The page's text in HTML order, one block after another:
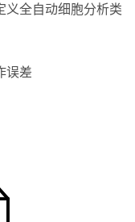
义全自动细胞分析类
误差